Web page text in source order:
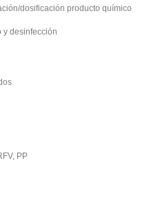
dosificación producto químico
y desinfección
PP